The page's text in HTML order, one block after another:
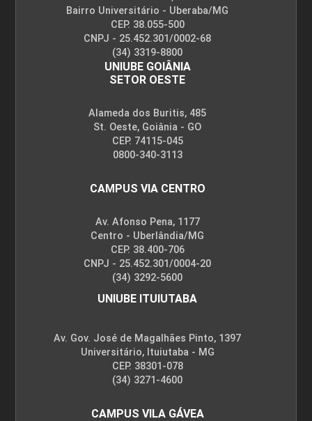
Bairro Universitário - Uberaba/MG
CEP. 38.055-500
CNPJ - 25.452.301/0002-68
(34) 3319-8800
UNIUBE GOIÂNIA
SETOR OESTE
Alameda dos Buritis, 485
St. Oeste, Goiânia - GO
CEP. 74115-045
0800-340-3113
CAMPUS VIA CENTRO
Av. Afonso Pena, 1177
Centro - Uberlândia/MG
CEP. 38.400-706
CNPJ - 25.452.301/0004-20
(34) 3292-5600
UNIUBE ITUIUTABA
Av. Gov. José de Magalhães Pinto, 1397
Universitário, Ituiutaba - MG
CEP. 38301-078
(34) 3271-4600
CAMPUS VILA GÁVEA